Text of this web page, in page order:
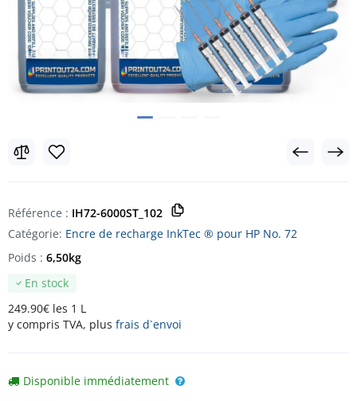
Référence : IH72-6000ST_102
Catégorie: Encre de recharge InkTec ® pour HP No. 72
En stock
249.90€ les 1 L
y compris TVA, plus frais d`envoi
Poids : 6,50kg
Disponible immédiatement